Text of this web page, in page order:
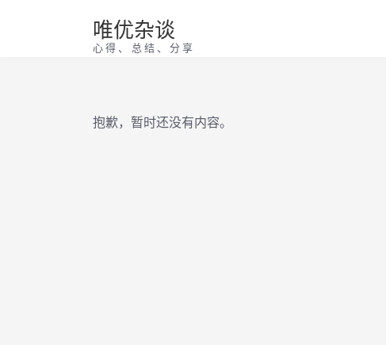
唯优杂谈
心得、总结、分享
抱歉，暂时还没有内容。